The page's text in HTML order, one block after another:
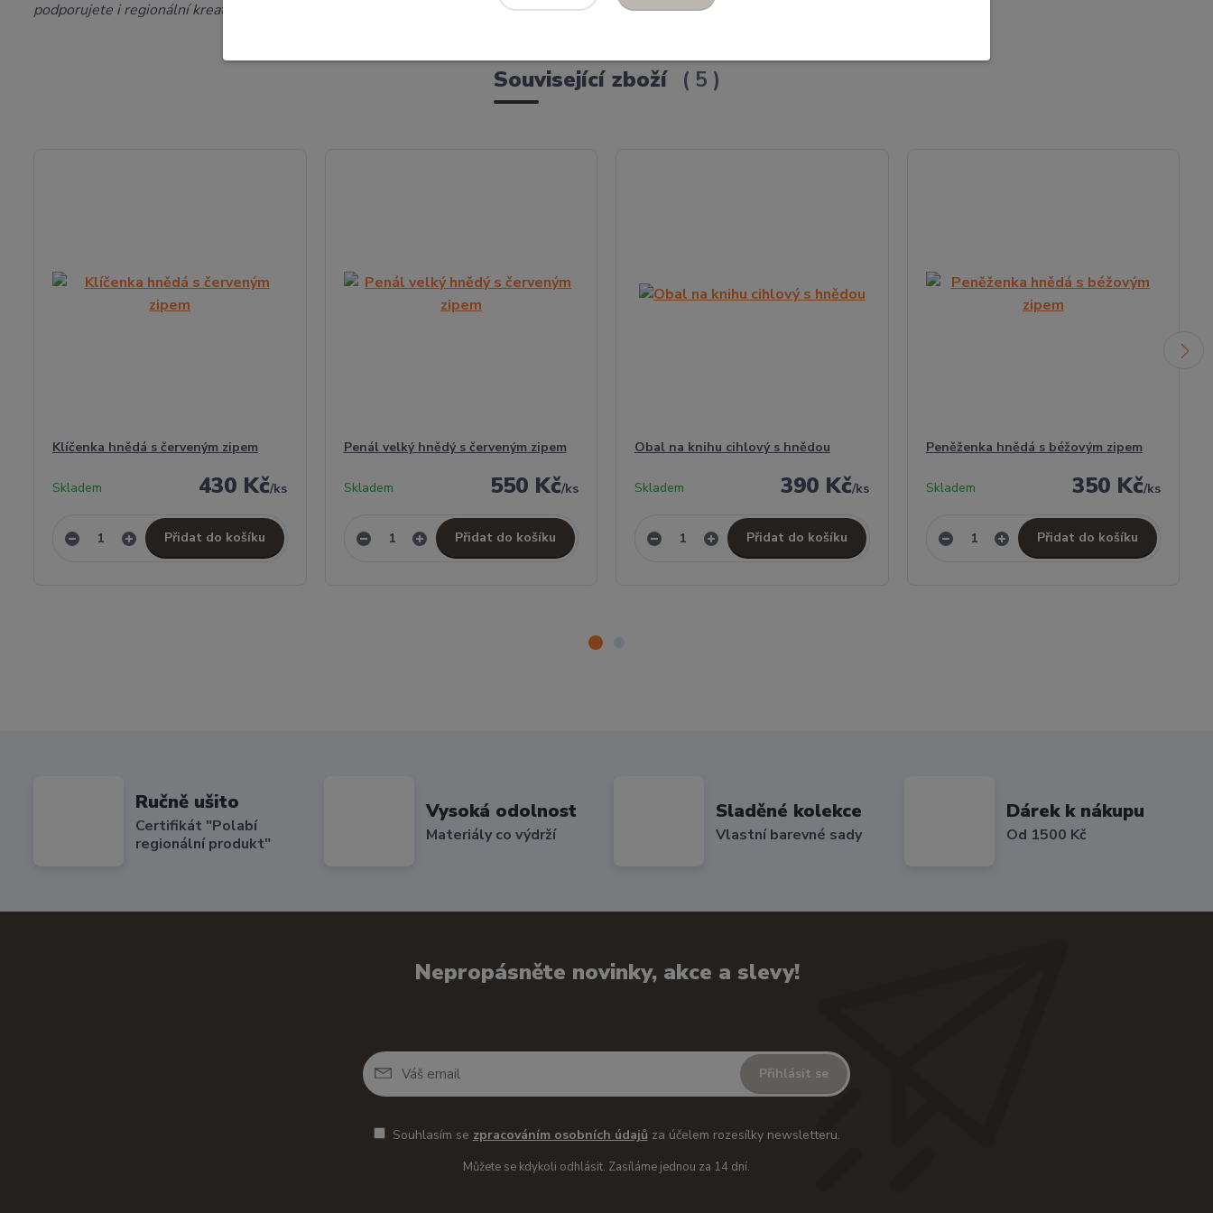
podporujete i regionální kreativitu.
Související zboží 5
Klíčenka hnědá s červeným zipem
430 Kč/ks
Skladem
Přidat do košíku
Penál velký hnědý s červeným zipem
550 Kč/ks
Skladem
Přidat do košíku
Obal na knihu cihlový s hnědou
390 Kč/ks
Skladem
Přidat do košíku
Peněženka hnědá s béžovým zipem
350 Kč/ks
Skladem
Přidat do košíku
Ručně ušito
Certifikát "Polabí
regionální produkt"
Vysoká odolnost
Materiály co výdrží
Sladěné kolekce
Vlastní barevné sady
Dárek k nákupu
Od 1500 Kč
Nepropásněte novinky, akce a slevy!
Přihlásit se
Souhlasím se zpracováním osobních údajů za účelem rozesílky newsletteru.
Můžete se kdykoli odhlásit. Zasíláme jednou za 14 dní.